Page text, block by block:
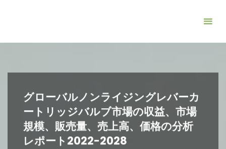
グローバルノンライジングレバーカ
ートリッジバルブ市場の収益、市場
規模、販売量、売上高、価格の分析
レポート2022-2028